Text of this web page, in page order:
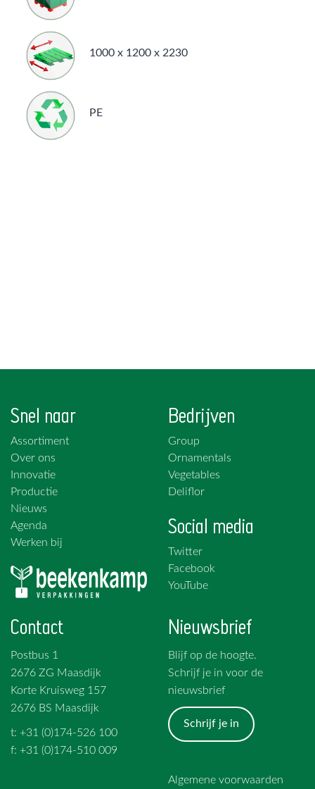
1000 x 1200 x 2230
PE
Snel naar
Assortiment
Over ons
Innovatie
Productie
Nieuws
Agenda
Werken bij
Bedrijven
Group
Ornamentals
Vegetables
Deliflor
Social media
Twitter
Facebook
YouTube
Contact
Postbus 1
2676 ZG Maasdijk
Korte Kruisweg 157
2676 BS Maasdijk
t: +31 (0)174-526 100
f: +31 (0)174-510 009
Nieuwsbrief
Blijf op de hoogte.
Schrijf je in voor de
nieuwsbrief
Schrijf je in
Algemene voorwaarden